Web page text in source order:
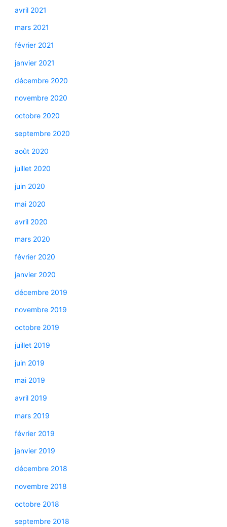
avril 2021
mars 2021
février 2021
janvier 2021
décembre 2020
novembre 2020
octobre 2020
septembre 2020
août 2020
juillet 2020
juin 2020
mai 2020
avril 2020
mars 2020
février 2020
janvier 2020
décembre 2019
novembre 2019
octobre 2019
juillet 2019
juin 2019
mai 2019
avril 2019
mars 2019
février 2019
janvier 2019
décembre 2018
novembre 2018
octobre 2018
septembre 2018